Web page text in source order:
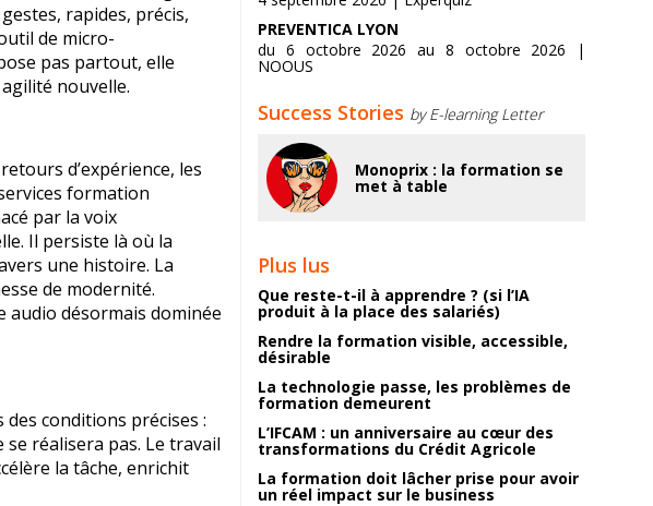
rapides, précis,
de micro-
pas partout, elle
nouvelle.
d’expérience, les
formation
par la voix
Il persiste là où la
une histoire. La
de modernité.
audio désormais dominée
conditions précises :
se réalisera pas. Le travail
la tâche, enrichit
PREVENTICA LYON
du 6 octobre 2026 au 8 octobre 2026 |
NOOUS
Success Stories by E-learning Letter
Monoprix : la formation se
met à table
Plus lus
Que reste-t-il à apprendre ? (si l’IA
produit à la place des salariés)
Rendre la formation visible, accessible,
désirable
La technologie passe, les problèmes de
formation demeurent
L’IFCAM : un anniversaire au cœur des
transformations du Crédit Agricole
La formation doit lâcher prise pour avoir
un réel impact sur le business